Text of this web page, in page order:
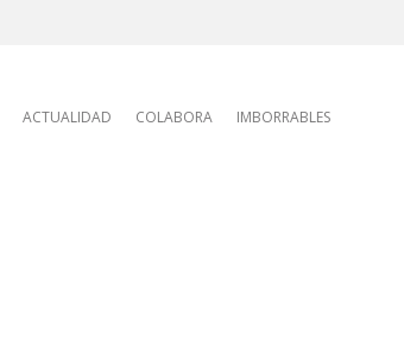
ACTUALIDAD COLABORA IMBORRABLES